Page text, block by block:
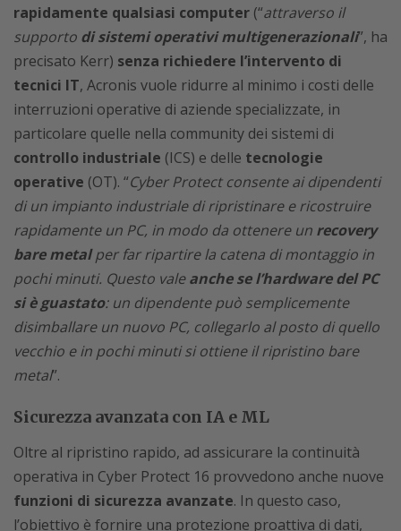
rapidamente qualsiasi computer (“attraverso il
supporto di sistemi operativi multigenerazionali”, ha
precisato Kerr) senza richiedere l’intervento di
tecnici IT, Acronis vuole ridurre al minimo i costi delle
interruzioni operative di aziende specializzate, in
particolare quelle nella community dei sistemi di
controllo industriale (ICS) e delle tecnologie
operative (OT). “Cyber Protect consente ai dipendenti
di un impianto industriale di ripristinare e ricostruire
rapidamente un PC, in modo da ottenere un recovery
bare metalper far ripartire la catena di montaggio in
pochi minuti. Questo valeanche se l’hardware del PC
si è guastato: un dipendente può semplicemente
disimballare un nuovo PC, collegarlo al posto di quello
vecchio e in pochi minuti si ottiene il ripristino bare
metal”.
Sicurezza avanzata con IA e ML
Oltre al ripristino rapido, ad assicurare la continuità
operativa in Cyber Protect 16 provvedono anche nuove
funzioni di sicurezza avanzate. In questo caso,
l’obiettivo è fornire una protezione proattiva di dati,